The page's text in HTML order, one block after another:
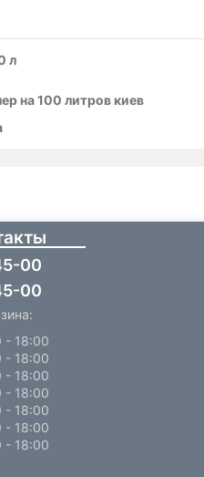
л
на 100 литров киев
00
00
- 18:00
- 18:00
- 18:00
- 18:00
- 18:00
- 18:00
- 18:00